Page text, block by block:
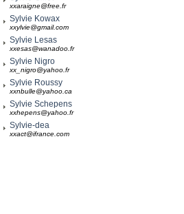
xxaraigne@free.fr
Sylvie Kowax
xxylvie@gmail.com
Sylvie Lesas
xxesas@wanadoo.fr
Sylvie Nigro
xx_nigro@yahoo.fr
Sylvie Roussy
xxnbulle@yahoo.ca
Sylvie Schepens
xxhepens@yahoo.fr
Sylvie-dea
xxact@ifrance.com